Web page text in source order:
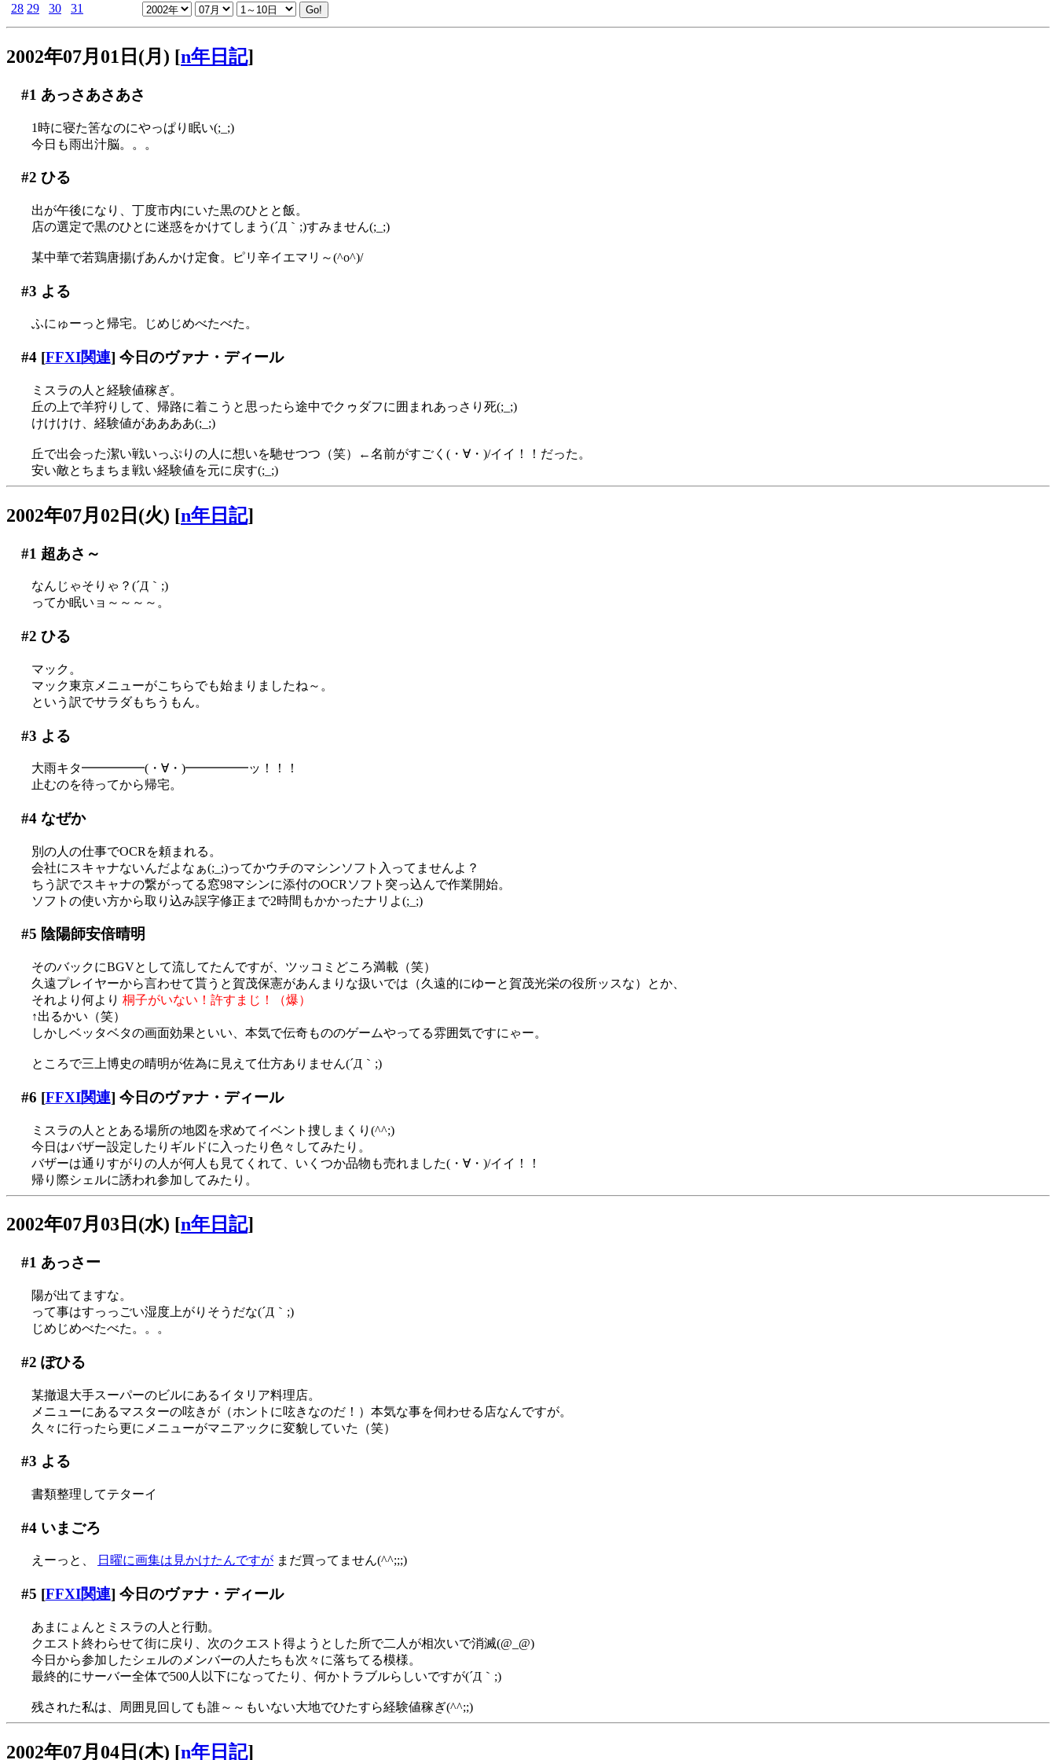
28 29 30 31
2002年07月01日(月) [n年日記]
#1 あっさあさあさ
1時に寝た筈なのにやっぱり眠い(;_;)
今日も雨出汁脳。。。
#2 ひる
出が午後になり、丁度市内にいた黒のひとと飯。
店の選定で黒のひとに迷惑をかけてしまう(´Д｀;)すみません(;_;)
某中華で若鶏唐揚げあんかけ定食。ピリ辛イエマリ～(^o^)/
#3 よる
ふにゅーっと帰宅。じめじめべたべた。
#4[FFXI関連] 今日のヴァナ・ディール
ミスラの人と経験値稼ぎ。
丘の上で羊狩りして、帰路に着こうと思ったら途中でクゥダフに囲まれあっさり死(;_;)
けけけけ、経験値がああああ(;_;)
丘で出会った潔い戦いっぷりの人に想いを馳せつつ（笑）←名前がすごく(・∀・)/イイ！！だった。
安い敵とちまちま戦い経験値を元に戻す(;_;)
2002年07月02日(火) [n年日記]
#1 超あさ～
なんじゃそりゃ？(´Д｀;)
ってか眠いョ～～～～。
#2 ひる
マック。
マック東京メニューがこちらでも始まりましたね～。
という訳でサラダもちうもん。
#3 よる
大雨キタ━━━━━(・∀・)━━━━━ッ！！！
止むのを待ってから帰宅。
#4なぜか
別の人の仕事でOCRを頼まれる。
会社にスキャナないんだよなぁ(;_;)ってかウチのマシンソフト入ってませんよ？
ちう訳でスキャナの繋がってる窓98マシンに添付のOCRソフト突っ込んで作業開始。
ソフトの使い方から取り込み誤字修正まで2時間もかかったナリよ(;_;)
#5 陰陽師安倍晴明
そのバックにBGVとして流してたんですが、ツッコミどころ満載（笑）
久遠プレイヤーから言わせて貰うと賀茂保憲があんまりな扱いでは（久遠的にゆーと賀茂光栄の役所ッスな）とか、
それより何より 桐子がいない！許すまじ！（爆）
↑出るかい（笑）
しかしベッタベタの画面効果といい、本気で伝奇もののゲームやってる雰囲気ですにゃー。
ところで三上博史の晴明が佐為に見えて仕方ありません(´Д｀;)
#6 [FFXI関連] 今日のヴァナ・ディール
ミスラの人ととある場所の地図を求めてイベント捜しまくり(^^;)
今日はバザー設定したりギルドに入ったり色々してみたり。
バザーは通りすがりの人が何人も見てくれて、いくつか品物も売れました(・∀・)/イイ！！
帰り際シェルに誘われ参加してみたり。
2002年07月03日(水) [n年日記]
#1 あっさー
陽が出てますな。
って事はすっっごい湿度上がりそうだな(´Д｀;)
じめじめべたべた。。。
#2 ぽひる
某撤退大手スーパーのビルにあるイタリア料理店。
メニューにあるマスターの呟きが（ホントに呟きなのだ！）本気な事を伺わせる店なんですが。
久々に行ったら更にメニューがマニアックに変貌していた（笑）
#3 よる
書類整理してテターイ
#4いまごろ
えーっと、 日曜に画集は見かけたんですが まだ買ってません(^^;;;)
#5 [FFXI関連] 今日のヴァナ・ディール
あまにょんとミスラの人と行動。
クエスト終わらせて街に戻り、次のクエスト得ようとした所で二人が相次いで消滅(@_@)
今日から参加したシェルのメンバーの人たちも次々に落ちてる模様。
最終的にサーバー全体で500人以下になってたり、何かトラブルらしいですが(´Д｀;)
残された私は、周囲見回しても誰～～もいない大地でひたすら経験値稼ぎ(^^;;)
2002年07月04日(木) [n年日記]